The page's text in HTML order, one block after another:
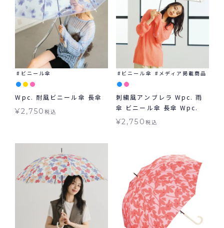
ビニール傘
Wpc. 耐風ビニール傘 長傘
¥2,750税込
ビニール傘 メディア掲載商品
刺繍風アンブレラ Wpc. 雨
傘 ビニール傘 長傘 Wpc.
¥2,750 税込